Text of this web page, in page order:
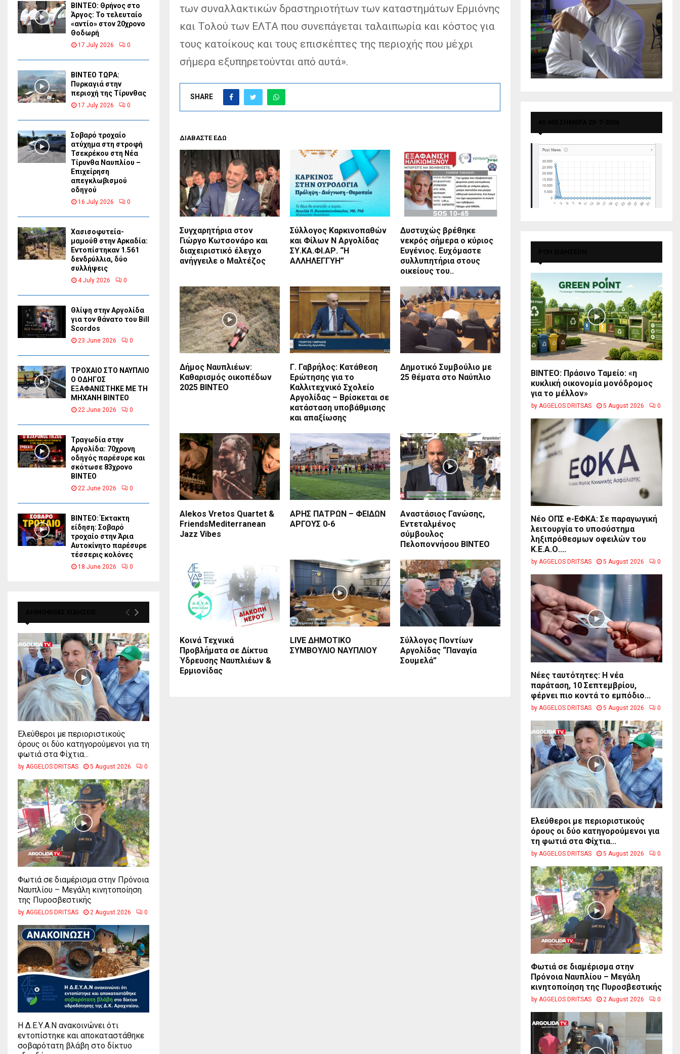
των συναλλακτικών δραστηριοτήτων των καταστημάτων Ερμιόνης
και Τολού των ΕΛΤΑ που συνεπάγεται ταλαιπωρία και κόστος για
τους κατοίκους και τους επισκέπτες της περιοχής που μέχρι
σήμερα εξυπηρετούνται από αυτά».
SHARE
ΔΙΑΒΑΣΤΕ ΕΔΩ
Συγχαρητήρια στον
Γιώργο Κωτσονάρο και
διαχειριστικό έλεγχο
ανήγγειλε ο Μαλτέζος
Σύλλογος Καρκινοπαθών
και Φίλων Ν Αργολίδας
ΣΥ.ΚΑ.ΦΙ.ΑΡ. “Η
ΑΛΛΗΛΕΓΓΥΗ”
Δυστυχώς βρέθηκε
νεκρός σήμερα ο κύριος
Ευγένιος. Ευχόμαστε
συλλυπητήρια στους
οικείους του..
Δήμος Ναυπλιέων:
Καθαρισμός οικοπέδων
2025 ΒΙΝΤΕΟ
Γ. Γαβρήλος: Κατάθεση
Ερώτησης για το
Καλλιτεχνικό Σχολείο
Αργολίδας – Βρίσκεται σε
κατάσταση υποβάθμισης
και απαξίωσης
Δημοτικό Συμβούλιο με
25 θέματα στο Ναύπλιο
Alekos Vretos Quartet &
FriendsMediterranean
Jazz Vibes
ΑΡΗΣ ΠΑΤΡΩΝ – ΦΕΙΔΩΝ
ΑΡΓΟΥΣ 0-6
Αναστάσιος Γανώσης,
Εντεταλμένος
σύμβουλος
Πελοποννήσου ΒΙΝΤΕΟ
Κοινά Τεχνικά
Προβλήματα σε Δίκτυα
Ύδρευσης Ναυπλιέων &
Ερμιονίδας
LIVE ΔΗΜΟΤΙΚΟ
ΣΥΜΒΟΥΛΙΟ ΝΑΥΠΛΙΟΥ
Σύλλογος Ποντίων
Αργολίδας “Παναγία
Σουμελά”
ΒΙΝΤΕΟ: Θρήνος στο
Άργος: Το τελευταίο
«αντίο» στον 20χρονο
Θοδωρή
17 July 2026 0
ΒΙΝΤΕΟ ΤΩΡΑ:
Πυρκαγιά στην
περιοχή της Τίρυνθας
17 July 2026 0
Σοβαρό τροχαίο
ατύχημα στη στροφή
Τσεκρέκου στη Νέα
Τίρυνθα Ναυπλίου –
Επιχείρηση
απεγκλωβισμού
οδηγού
16 July 2026 0
Χασισοφυτεία-
μαμούθ στην Αρκαδία:
Εντοπίστηκαν 1.561
δενδρύλλια, δύο
συλλήψεις
4 July 2026 0
Θλίψη στην Αργολίδα
για τον θάνατο του Bill
Scordos
23 June 2026 0
ΤΡΟΧΑΙΟ ΣΤΟ ΝΑΥΠΛΙΟ
Ο ΟΔΗΓΟΣ
ΕΞΑΦΑΝΙΣΤΗΚΕ ΜΕ ΤΗ
ΜΗΧΑΝΗ ΒΙΝΤΕΟ
22 June 2026 0
Τραγωδία στην
Αργολίδα: 70χρονη
οδηγός παρέσυρε και
σκότωσε 83χρονο
ΒΙΝΤΕΟ
22 June 2026 0
ΒΙΝΤΕΟ: Έκτακτη
είδηση: Σοβαρό
τροχαίο στην Άρια
Αυτοκίνητο παρέσυρε
τέσσερις κολόνες
18 June 2026 0
Ελεύθεροι με περιοριστικούς
όρους οι δύο κατηγορούμενοι για τη
φωτιά στα Φίχτια...
by AGGELOS DRITSAS 5 August 2026 0
Φωτιά σε διαμέρισμα στην Πρόνοια
Ναυπλίου – Μεγάλη κινητοποίηση
της Πυροσβεστικής
by AGGELOS DRITSAS 2 August 2026 0
Η Δ.Ε.Υ.Α.Ν ανακοινώνει ότι
εντοπίστηκε και αποκαταστάθηκε
σοβαρότατη βλάβη στο δίκτυο
BINTEO: Πράσινο Ταμείο: «η
κυκλική οικονομία μονόδρομος
για το μέλλον»
by AGGELOS DRITSAS 5 August 2026 0
Νέο ΟΠΣ e-ΕΦΚΑ: Σε παραγωγική
λειτουργία το υποσύστημα
ληξιπρόθεσμων οφειλών του
Κ.Ε.Α.Ο....
by AGGELOS DRITSAS 5 August 2026 0
Νέες ταυτότητες: Η νέα
παράταση, 10 Σεπτεμβρίου,
φέρνει πιο κοντά το εμπόδιο...
by AGGELOS DRITSAS 5 August 2026 0
Ελεύθεροι με περιοριστικούς
όρους οι δύο κατηγορούμενοι για
τη φωτιά στα Φίχτια...
by AGGELOS DRITSAS 5 August 2026 0
Φωτιά σε διαμέρισμα στην
Πρόνοια Ναυπλίου – Μεγάλη
κινητοποίηση της Πυροσβεστικής
by AGGELOS DRITSAS 2 August 2026 0